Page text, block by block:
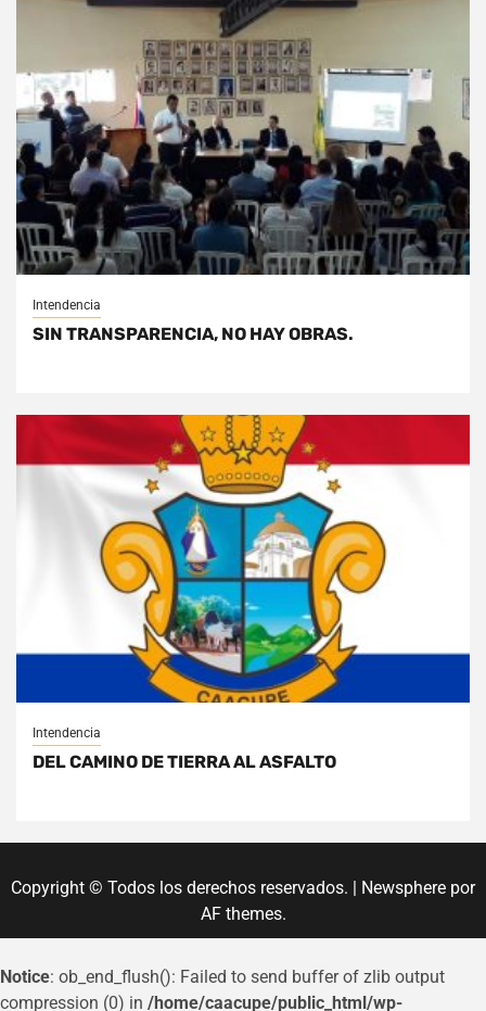
Intendencia
SIN TRANSPARENCIA, NO HAY OBRAS.
Intendencia
DEL CAMINO DE TIERRA AL ASFALTO
Copyright © Todos los derechos reservados. | Newsphere por
AF themes.
Notice: ob_end_flush(): Failed to send buffer of zlib output
compression (0) in /home/caacupe/public_html/wp-